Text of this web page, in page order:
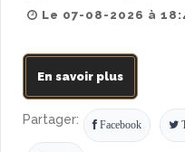
Le 07-08-2026 à
En savoir plus
Partager: Facebook